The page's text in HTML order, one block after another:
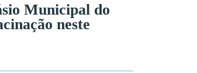
Municipal do
neste